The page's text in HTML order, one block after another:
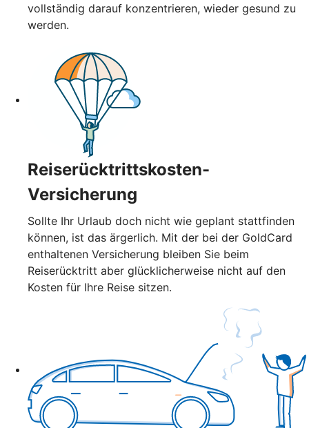
vollständig darauf konzentrieren, wieder gesund zu
werden.
Reiserücktrittskosten-
Versicherung
Sollte Ihr Urlaub doch nicht wie geplant stattfinden
können, ist das ärgerlich. Mit der bei der GoldCard
enthaltenen Versicherung bleiben Sie beim
Reiserücktritt aber glücklicherweise nicht auf den
Kosten für Ihre Reise sitzen.